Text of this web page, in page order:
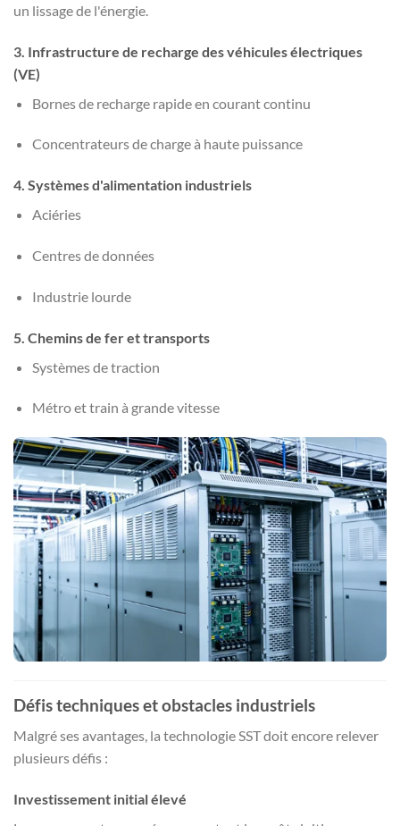
un lissage de l'énergie.
3. Infrastructure de recharge des véhicules électriques
(VE)
Bornes de recharge rapide en courant continu
Concentrateurs de charge à haute puissance
4. Systèmes d'alimentation industriels
Aciéries
Centres de données
Industrie lourde
5. Chemins de fer et transports
Systèmes de traction
Métro et train à grande vitesse
Défis techniques et obstacles industriels
Malgré ses avantages, la technologie SST doit encore relever
plusieurs défis :
Investissement initial élevé